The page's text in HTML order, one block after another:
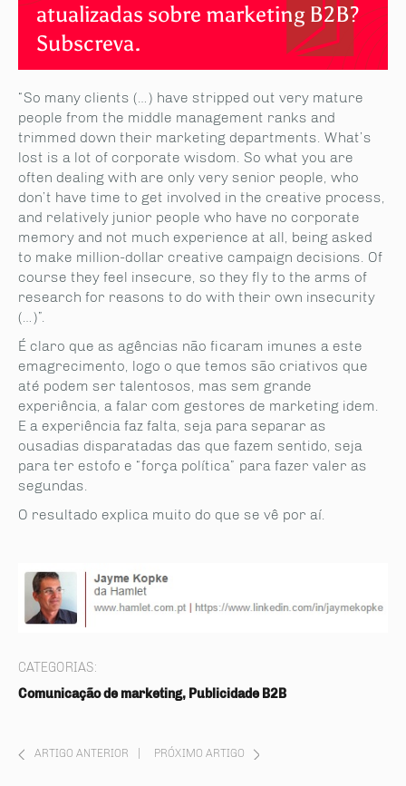
atualizadas sobre marketing B2B?
Subscreva.
“So many clients (…) have stripped out very mature
people from the middle management ranks and
trimmed down their marketing departments. What’s
lost is a lot of corporate wisdom. So what you are
often dealing with are only very senior people, who
don’t have time to get involved in the creative process,
and relatively junior people who have no corporate
memory and not much experience at all, being asked
to make million-dollar creative campaign decisions. Of
course they feel insecure, so they fly to the arms of
research for reasons to do with their own insecurity
(…)”.
É claro que as agências não ficaram imunes a este
emagrecimento, logo o que temos são criativos que
até podem ser talentosos, mas sem grande
experiência, a falar com gestores de marketing idem.
E a experiência faz falta, seja para separar as
ousadias disparatadas das que fazem sentido, seja
para ter estofo e “força política” para fazer valer as
segundas.
O resultado explica muito do que se vê por aí.
CATEGORIAS:
Comunicação de marketing, Publicidade B2B
ARTIGO ANTERIOR PRÓXIMO ARTIGO